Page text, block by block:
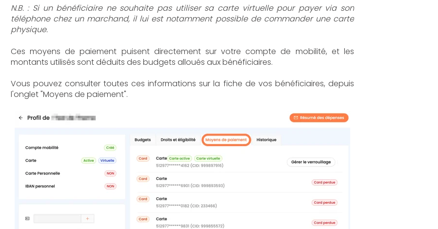
N.B. : Si un bénéficiaire ne souhaite pas utiliser sa carte virtuelle pour payer via son
téléphone chez un marchand, il lui est notamment possible de commander une carte
physique.
Ces moyens de paiement puisent directement sur votre compte de mobilité, et les
montants utilisés sont déduits des budgets alloués aux bénéficiaires.
Vous pouvez consulter toutes ces informations sur la fiche de vos bénéficiaires, depuis
l'onglet "Moyens de paiement".